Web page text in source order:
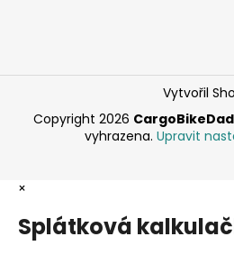
Vytvořil
Copyright 2026
vyhrazena. Upravit
×
Splátková